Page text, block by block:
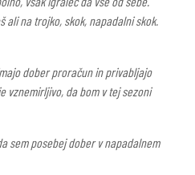
ali na trojko, skok, napadalni skok.
dober proračun in privabljajo
vznemirljivo, da bom v tej sezoni
sem posebej dober v napadalnem